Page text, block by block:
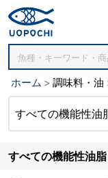
ホーム 調味料・油
すべての機能性油
すべての機能性油